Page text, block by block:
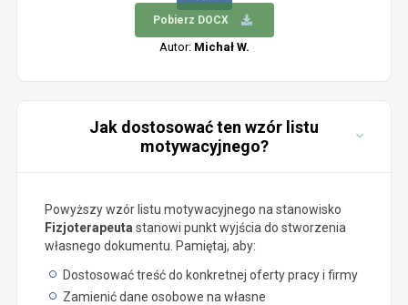
Pobierz DOCX
Autor: Michał W.
Jak dostosować ten wzór listu
motywacyjnego?
Powyższy wzór listu motywacyjnego na stanowisko
Fizjoterapeuta stanowi punkt wyjścia do stworzenia
własnego dokumentu. Pamiętaj, aby:
Dostosować treść do konkretnej oferty pracy i firmy
Zamienić dane osobowe na własne